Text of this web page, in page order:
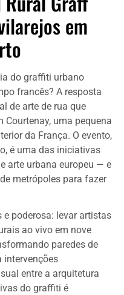
em
do graffiti urbano
francês? A resposta
de arte de rua que
Courtenay, uma pequena
da França. O evento,
é uma das iniciativas
arte urbana europeu — e
metrópoles para fazer
poderosa: levar artistas
ao vivo em nove
paredes de
intervenções
entre a arquitetura
do graffiti é